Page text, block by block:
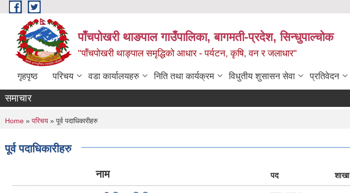
Skip to main content
पाँचपोखरी थाङपाल गाउँपालिका, बागमती-प्रदेश, सिन्धुपाल्चोक
"पाँचपोखरी थाङ्पाल समृद्धिको आधार - पर्यटन, कृषि, वन र जलाधार"
गृहपृष्ठ परिचय वडा कार्यालयहरु निति तथा कार्यक्रम विधुतीय शुसासन सेवा प्रतिवेदन
समाचार
You are here
Home » परिचय » पूर्व पदाधिकारीहरु
पूर्व पदाधिकारीहरु
नाम पद शाखा